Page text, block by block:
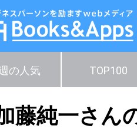
の人気 TOP100
藤純一さん